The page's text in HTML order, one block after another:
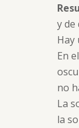
y de
Hay
En
no
La
la